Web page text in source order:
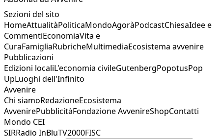
Sezioni del sito
HomeAttualitàPoliticaMondoAgoràPodcastChiesaIdee e
CommentiEconomiaVita e
CuraFamigliaRubricheMultimediaEcosistema avvenire
Pubblicazioni
Edizioni localiL'economia civileGutenbergPopotusPop
UpLuoghi dell'Infinito
Avvenire
Chi siamoRedazioneEcosistema
AvvenirePubblicitàFondazione AvvenireShopContatti
Mondo CEI
SIRRadio InBluTV2000FISC